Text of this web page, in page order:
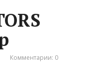
Комментарии: 0